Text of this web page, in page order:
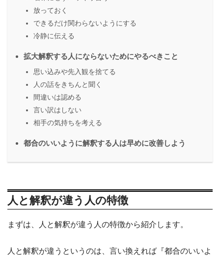
放っておく
できるだけ関わらないようにする
冷静に伝える
拡大解釈する人にならないためにやるべきこと
思い込みや先入観を捨てる
人の話をきちんと聞く
間違いは認める
言い訳はしない
相手の気持ちを考える
都合のいいように解釈する人は早めに改善しよう
人と解釈が違う人の特徴
まずは、人と解釈が違う人の特徴から紹介します。
人と解釈が違うというのは、言い換えれば『都合のいいよ